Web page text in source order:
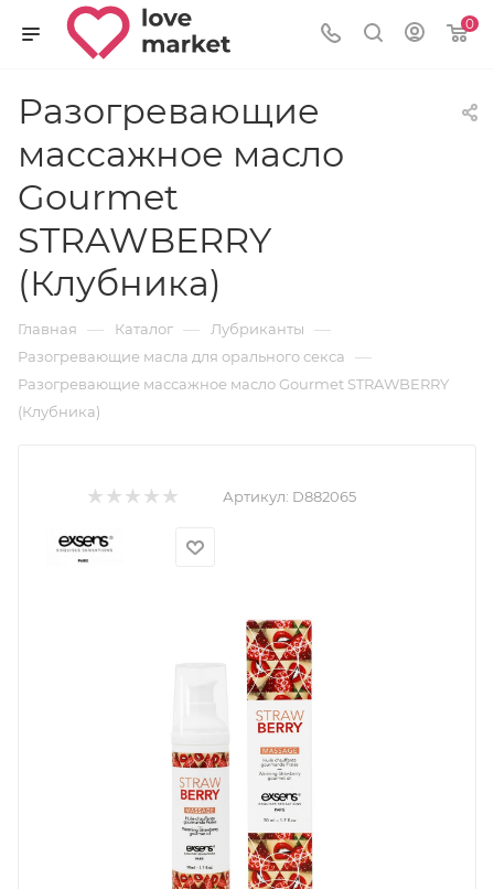
0
Разогревающие
массажное масло
Gourmet
STRAWBERRY
(Клубника)
Главная — Каталог — Лубриканты —
Разогревающие масла для орального секса —
Разогревающие массажное масло Gourmet STRAWBERRY
(Клубника)
Артикул: D882065